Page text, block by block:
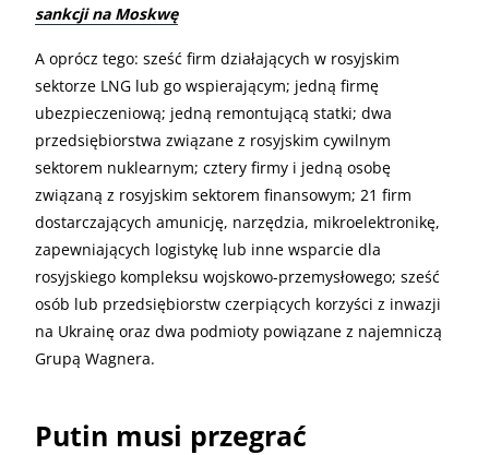
sankcji na Moskwę
A oprócz tego: sześć firm działających w rosyjskim
sektorze LNG lub go wspierającym; jedną firmę
ubezpieczeniową; jedną remontującą statki; dwa
przedsiębiorstwa związane z rosyjskim cywilnym
sektorem nuklearnym; cztery firmy i jedną osobę
związaną z rosyjskim sektorem finansowym; 21 firm
dostarczających amunicję, narzędzia, mikroelektronikę,
zapewniających logistykę lub inne wsparcie dla
rosyjskiego kompleksu wojskowo-przemysłowego; sześć
osób lub przedsiębiorstw czerpiących korzyści z inwazji
na Ukrainę oraz dwa podmioty powiązane z najemniczą
Grupą Wagnera.
Putin musi przegrać